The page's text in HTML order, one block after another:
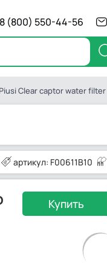
8 (800) 550-44-56
Clear captor water filter
артикул: F00611B10
Купить